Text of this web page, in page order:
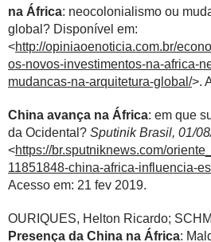
na África: neocolonialismo ou
global? Disponível em:
<http://opiniaoenoticia.com.br/
os-novos-investimentos-na-africa-
mudancas-na-arquitetura-global/>.
China avança na África: em que
da Ocidental? Sputinik Brasil, 01/
<https://br.sputniknews.com/
11851848-china-africa-influencia-
Acesso em: 21 fev 2019.
OURIQUES, Helton Ricardo;
Presença da China na África: